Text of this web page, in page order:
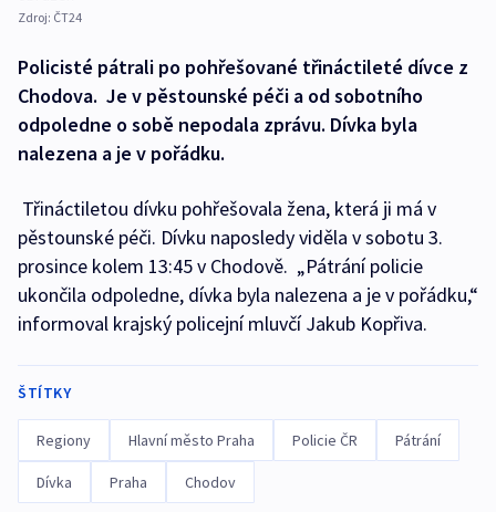
Zdroj: ČT24
Policisté pátrali po pohřešované třináctileté dívce z
Chodova. Je v pěstounské péči a od sobotního
odpoledne o sobě nepodala zprávu. Dívka byla
nalezena a je v pořádku.
Třináctiletou dívku pohřešovala žena, která ji má v
pěstounské péči. Dívku naposledy viděla v sobotu 3.
prosince kolem 13:45 v Chodově. „Pátrání policie
ukončila odpoledne, dívka byla nalezena a je v pořádku,“
informoval krajský policejní mluvčí Jakub Kopřiva.
ŠTÍTKY
Regiony Hlavní město Praha Policie ČR Pátrání
Dívka Praha Chodov